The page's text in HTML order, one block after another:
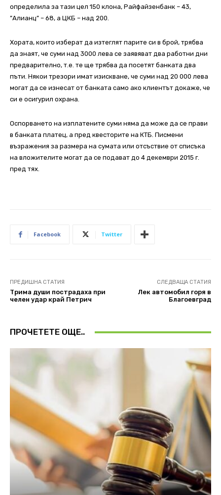
определила за тази цел 150 клона, Райфайзенбанк – 43,
”Алианц” – 68, а ЦКБ – над 200.
Хората, които изберат да изтеглят парите си в брой, трябва
да знаят, че суми над 3000 лева се заявяват два работни дни
предварително, т.е. те ще трябва да посетят банката два
пъти. Някои трезори имат изискване, че суми над 20 000 лева
могат да се изнесат от банката само ако клиентът докаже, че
си е осигурил охрана.
Оспорването на изплатените суми няма да може да се прави
в банката платец, а пред квесторите на КТБ. Писмени
възражения за размера на сумата или отсъствие от списъка
на вложителите могат да се подават до 4 декември 2015 г.
пред тях.
Facebook Twitter
ПРЕДИШНА СТАТИЯ
Трима души пострадаха при
челен удар край Петрич
СЛЕДВАЩА СТАТИЯ
Лек автомобил горя в
Благоевград
ПРОЧЕТЕТЕ ОЩЕ..